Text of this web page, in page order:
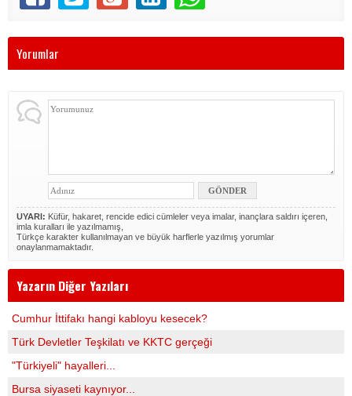
Yorumlar
UYARI: Küfür, hakaret, rencide edici cümleler veya imalar, inançlara saldırı içeren,
imla kuralları ile yazılmamış,
Türkçe karakter kullanılmayan ve büyük harflerle yazılmış yorumlar
onaylanmamaktadır.
Yazarın Diğer Yazıları
Cumhur İttifakı hangi kabloyu kesecek?
Türk Devletler Teşkilatı ve KKTC gerçeği
"Türkiyeli" hayalleri...
Bursa siyaseti kaynıyor...